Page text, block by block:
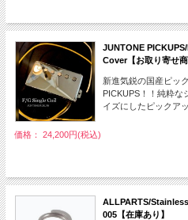
JUNTONE
Cover【お取り寄せ商
新進気鋭の国産ピッ
PICKUPS！！純粋な
イズにしたピックア
価格： 24,200円(税込)
ALLPARTS/
005【在庫あり】